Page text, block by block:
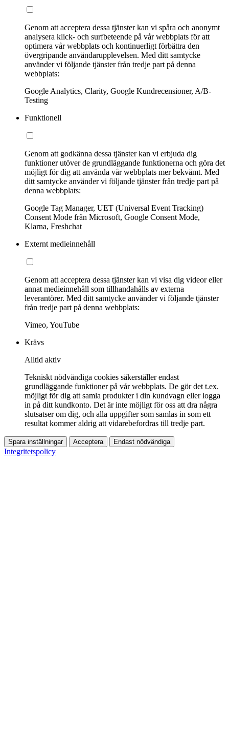
Genom att acceptera dessa tjänster kan vi spåra och anonymt
analysera klick- och surfbeteende på vår webbplats för att
optimera vår webbplats och kontinuerligt förbättra den
övergripande användarupplevelsen. Med ditt samtycke
använder vi följande tjänster från tredje part på denna
webbplats:
Google Analytics, Clarity, Google Kundrecensioner, A/B-
Testing
Funktionell
Genom att godkänna dessa tjänster kan vi erbjuda dig
funktioner utöver de grundläggande funktionerna och göra det
möjligt för dig att använda vår webbplats mer bekvämt. Med
ditt samtycke använder vi följande tjänster från tredje part på
denna webbplats:
Google Tag Manager, UET (Universal Event Tracking)
Consent Mode från Microsoft, Google Consent Mode,
Klarna, Freshchat
Externt medieinnehåll
Genom att acceptera dessa tjänster kan vi visa dig videor eller
annat medieinnehåll som tillhandahålls av externa
leverantörer. Med ditt samtycke använder vi följande tjänster
från tredje part på denna webbplats:
Vimeo, YouTube
Krävs
Alltid aktiv
Tekniskt nödvändiga cookies säkerställer endast
grundläggande funktioner på vår webbplats. De gör det t.ex.
möjligt för dig att samla produkter i din kundvagn eller logga
in på ditt kundkonto. Det är inte möjligt för oss att dra några
slutsatser om dig, och alla uppgifter som samlas in som ett
resultat kommer aldrig att vidarebefordras till tredje part.
Spara inställningar Acceptera Endast nödvändiga
Integritetspolicy